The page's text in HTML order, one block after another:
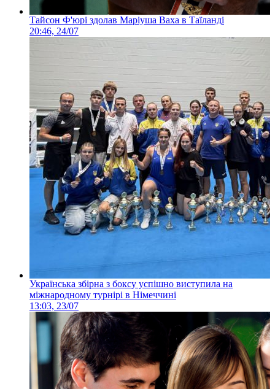
Тайсон Ф'юрі здолав Маріуша Ваха в Таїланді
20:46, 24/07
Українська збірна з боксу успішно виступила на
міжнародному турнірі в Німеччині
13:03, 23/07